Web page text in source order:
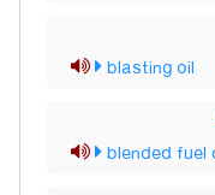
blasting oil
blended fuel